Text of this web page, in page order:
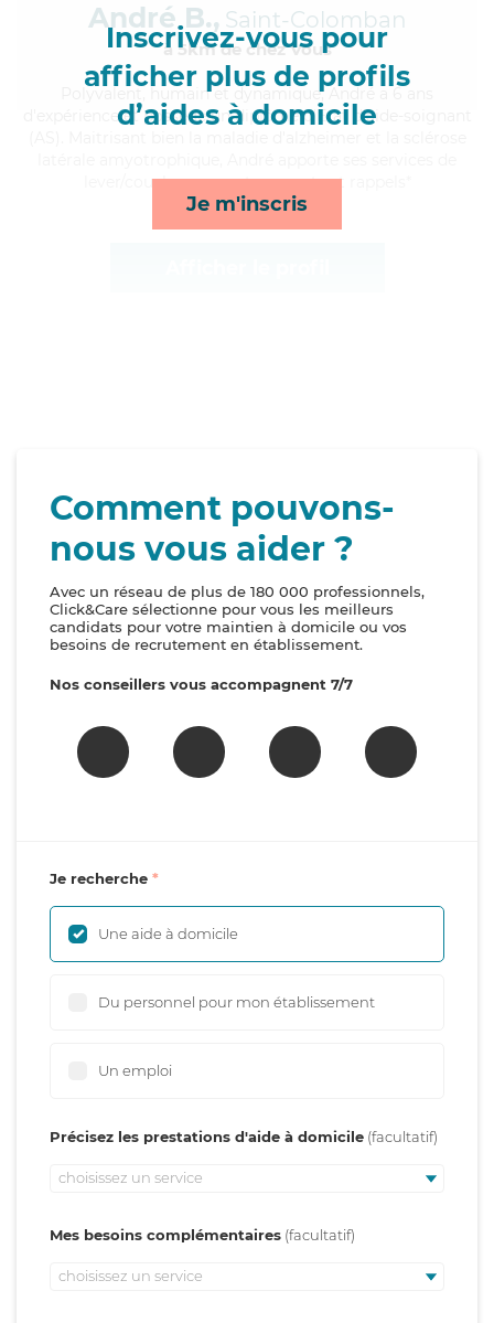
Inscrivez-vous pour
afficher plus de profils
d’aides à domicile
Je m'inscris
André B., Saint-Colomban
à 5km de chez Vous
, humain et dynamique, André a 6 ans
d'expérience et possède un diplôme d'Etat d'aide-soignant
lever/coucher, repas, transports et rappels*
Comment pouvons-
nous vous aider ?
Avec un réseau de plus de 180 000 professionnels,
Click&Care sélectionne pour vous les meilleurs
candidats pour votre maintien à domicile ou vos
besoins de recrutement en établissement.
Nos conseillers vous accompagnent 7/7
Je recherche
Une aide à domicile
Du personnel pour mon établissement
Un emploi
Précisez les prestations d'aide à domicile
choisissez un service
Mes besoins complémentaires
choisissez un service